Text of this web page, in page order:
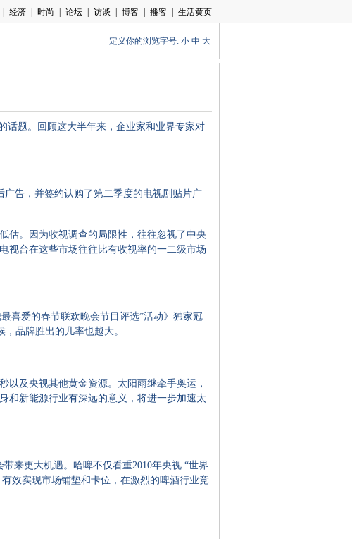
定义你的浏览字号:小 中 大
题。回顾这大半年来，企业家和业界专家对
告，并签约认购了第二季度的电视剧贴片广
。因为收视调查的局限性，往往忽视了中央
视台在这些市场往往比有收视率的一二级市场
喜爱的春节联欢晚会节目评选”活动》独家冠
品牌胜出的几率也越大。
及央视其他黄金资源。太阳雨继牵手奥运，
和新能源行业有深远的意义，将进一步加速太
来更大机遇。哈啤不仅看重2010年央视 “世界
效实现市场铺垫和卡位，在激烈的啤酒行业竞